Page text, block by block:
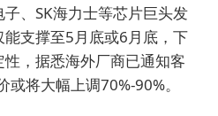
、SK海力士等芯片巨头发
支撑至5月底或6月底，下
，据悉海外厂商已通知客
将大幅上调70%-90%。